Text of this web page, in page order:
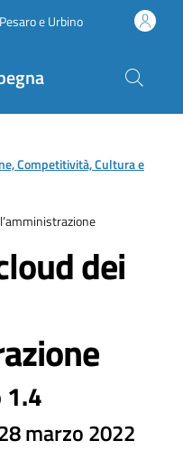
e Urbino
Competitività, Cultura e
dei
1.4
marzo 2022